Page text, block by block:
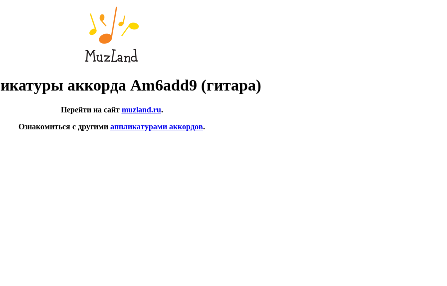
аккорда Am6add9 (гитара)
Перейти на сайт muzland.ru.
Ознакомиться с другими аппликатурами аккордов.